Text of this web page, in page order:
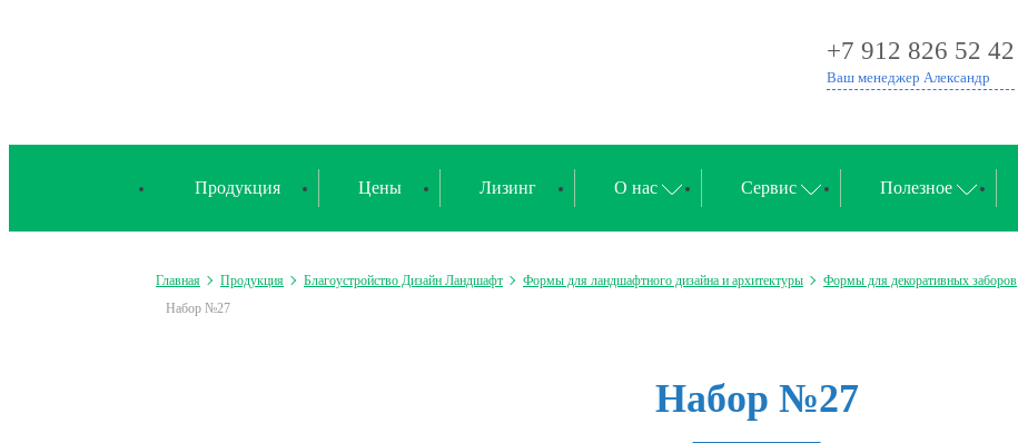
+7 912 826 52 42
Ваш менеджер Александр
Продукция Цены Лизинг О нас Сервис Полезное
Главная Продукция Благоустройство Дизайн Ландшафт Формы для ландшафтного дизайна и архитектуры Формы для декоративных заборов
Набор №27
Набор №27